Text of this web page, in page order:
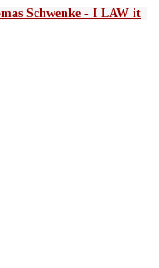
Schwenke - I LAW it